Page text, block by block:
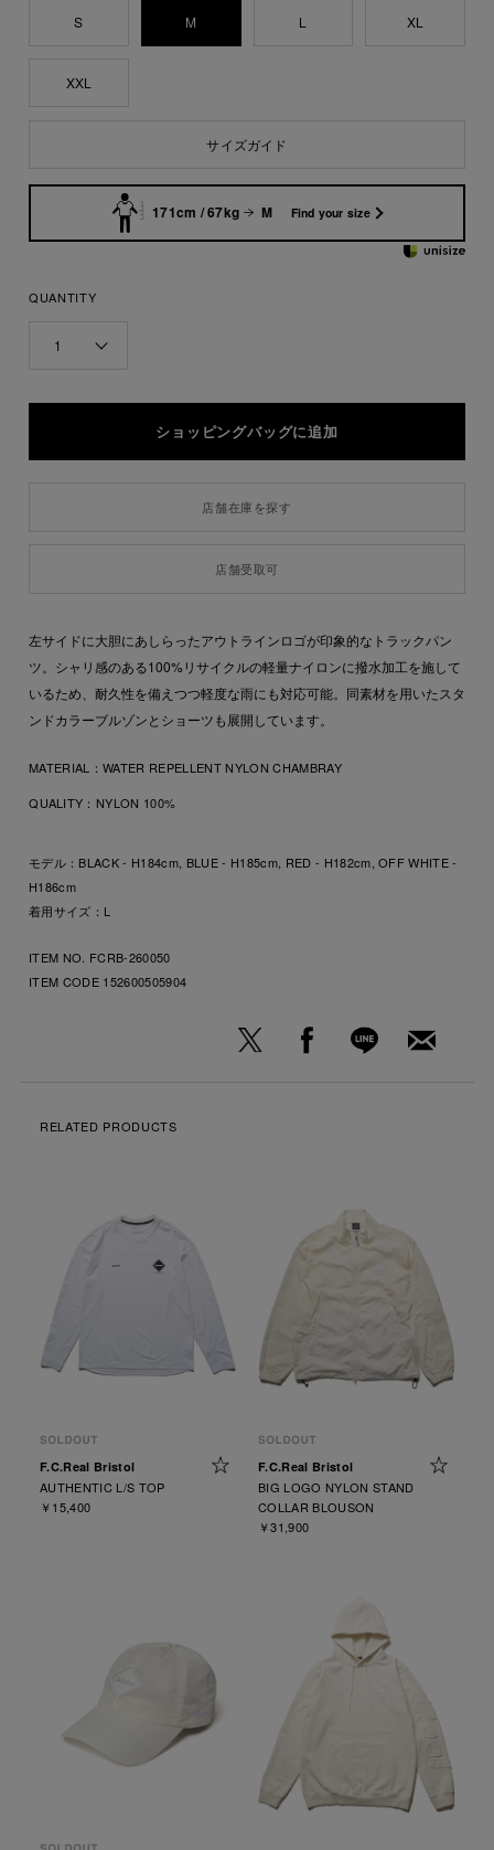
S M L XL
XXL
サイズガイド
171cm / 67kg M Find your size
QUANTITY
1
店舗在庫を探す
店舗受取可
左サイドに大胆にあしらったアウトラインロゴが印象的なトラックパン
ツ。シャリ感のある100%リサイクルの軽量ナイロンに撥水加工を施して
いるため、耐久性を備えつつ軽度な雨にも対応可能。同素材を用いたスタ
ンドカラーブルゾンとショーツも展開しています。
MATERIAL： WATER REPELLENT NYLON CHAMBRAY
QUALITY： NYLON 100%
モデル：BLACK - H184cm, BLUE - H185cm, RED - H182cm, OFF WHITE -
H186cm
着用サイズ：L
ITEM NO. FCRB-260050
ITEM CODE 152600505904
RELATED PRODUCTS
F.C.Real Bristol
AUTHENTIC L/S TOP
￥15,400
F.C.Real Bristol
BIG LOGO NYLON STAND
COLLAR BLOUSON
￥31,900